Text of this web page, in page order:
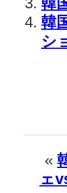
韓
シ
«
ェ